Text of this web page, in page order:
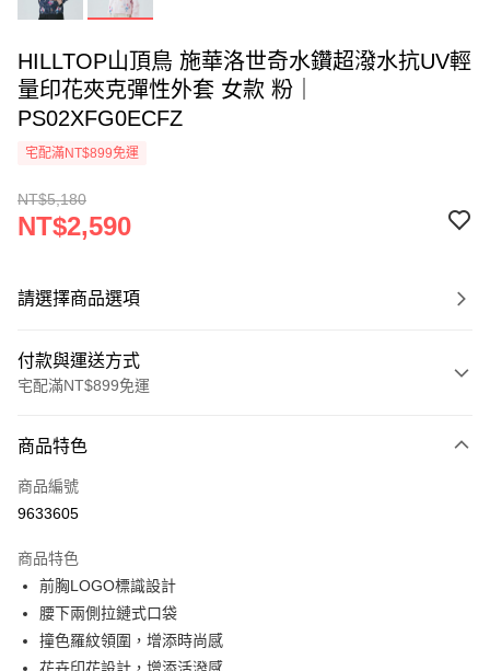
HILLTOP山頂鳥 施華洛世奇水鑽超潑水抗UV輕
量印花夾克彈性外套 女款 粉｜
PS02XFG0ECFZ
宅配滿NT$899免運
NT$5,180
NT$2,590
請選擇商品選項
付款與運送方式
宅配滿NT$899免運
信用卡一次付款
LINE Pay
悠遊付
Google Pay
商品特色
商品編號
9633605
商品特色
前胸LOGO標識設計
腰下兩側拉鏈式口袋
撞色羅紋領圍，增添時尚感